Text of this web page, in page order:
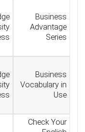
Business
Advantage
Series
Business
Vocabulary in
Use
Check Your